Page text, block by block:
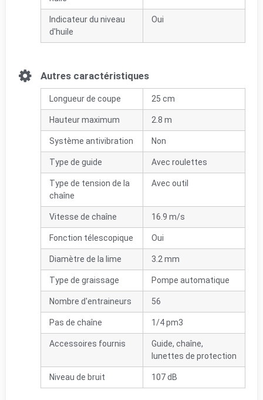
Indicateur du niveau
d'huile
Oui
Autres caractéristiques
Longueur de coupe 25 cm
Hauteur maximum 2.8 m
Système antivibration Non
Type de guide Avec roulettes
Type de tension de la
chaîne
Avec outil
Vitesse de chaîne 16.9 m/s
Fonction télescopique Oui
Diamètre de la lime 3.2 mm
Type de graissage Pompe automatique
Nombre d'entraineurs 56
Pas de chaîne 1/4 pm3
Accessoires fournis
Guide, chaîne,
lunettes de protection
Niveau de bruit 107 dB